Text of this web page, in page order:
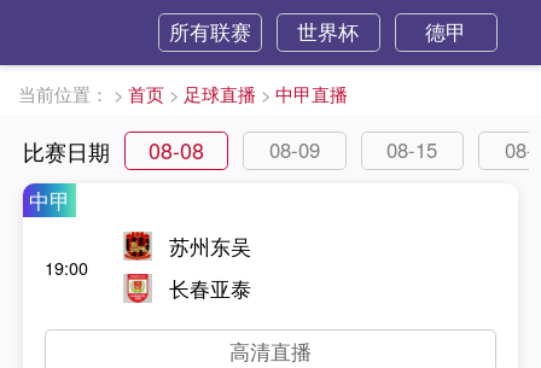
所有联赛 世界杯 德甲
当前位置： > 首页 > 足球直播 > 中甲直播
比赛日期 08-08 08-09 08-15
08-
中甲
19:00
苏州东吴
长春亚泰
高清直播